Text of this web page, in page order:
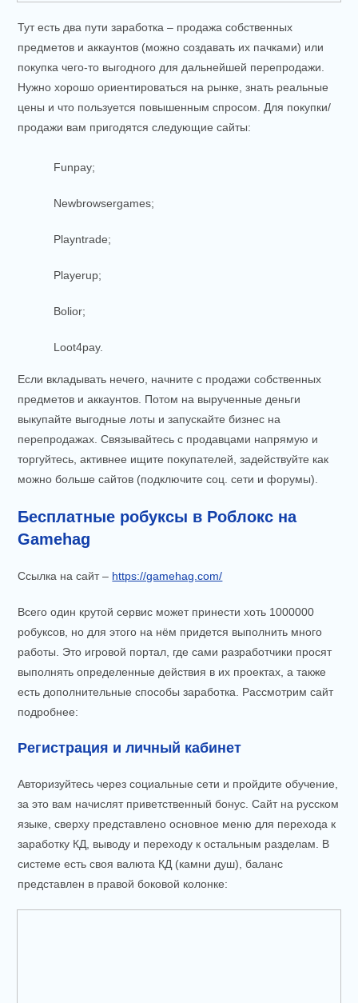
Тут есть два пути заработка – продажа собственных
предметов и аккаунтов (можно создавать их пачками) или
покупка чего-то выгодного для дальнейшей перепродажи.
Нужно хорошо ориентироваться на рынке, знать реальные
цены и что пользуется повышенным спросом. Для покупки/
продажи вам пригодятся следующие сайты:
Funpay;
Newbrowsergames;
Playntrade;
Playerup;
Bolior;
Loot4pay.
Если вкладывать нечего, начните с продажи собственных
предметов и аккаунтов. Потом на вырученные деньги
выкупайте выгодные лоты и запускайте бизнес на
перепродажах. Связывайтесь с продавцами напрямую и
торгуйтесь, активнее ищите покупателей, задействуйте как
можно больше сайтов (подключите соц. сети и форумы).
Бесплатные робуксы в Роблокс на
Gamehag
Ссылка на сайт – https://gamehag.com/
Всего один крутой сервис может принести хоть 1000000
робуксов, но для этого на нём придется выполнить много
работы. Это игровой портал, где сами разработчики просят
выполнять определенные действия в их проектах, а также
есть дополнительные способы заработка. Рассмотрим сайт
подробнее:
Регистрация и личный кабинет
Авторизуйтесь через социальные сети и пройдите обучение,
за это вам начислят приветственный бонус. Сайт на русском
языке, сверху представлено основное меню для перехода к
заработку КД, выводу и переходу к остальным разделам. В
системе есть своя валюта КД (камни душ), баланс
представлен в правой боковой колонке: